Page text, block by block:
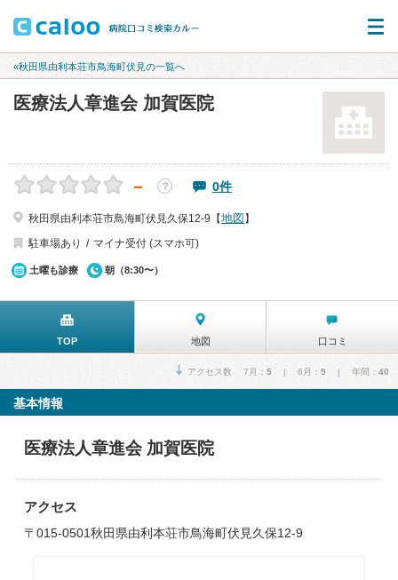
«秋田県由利本荘市鳥海町伏見の一覧へ
医療法人章進会 加賀医院
－ ？ 0件
秋田県由利本荘市鳥海町伏見久保12-9【地図 】
駐車場あり
マイナ受付 (スマホ可)
土曜も診療 朝（8:30〜）
TOP 地図 口コミ
アクセス数 7月： 5 | 6月： 9 | 年間： 40
基本情報
医療法人章進会 加賀医院
アクセス
〒015-0501秋田県由利本荘市鳥海町伏見久保12-9